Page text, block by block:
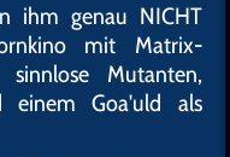
ihm genau NICHT
mit Matrix-
sinnlose Mutanten,
einem Goa'uld als